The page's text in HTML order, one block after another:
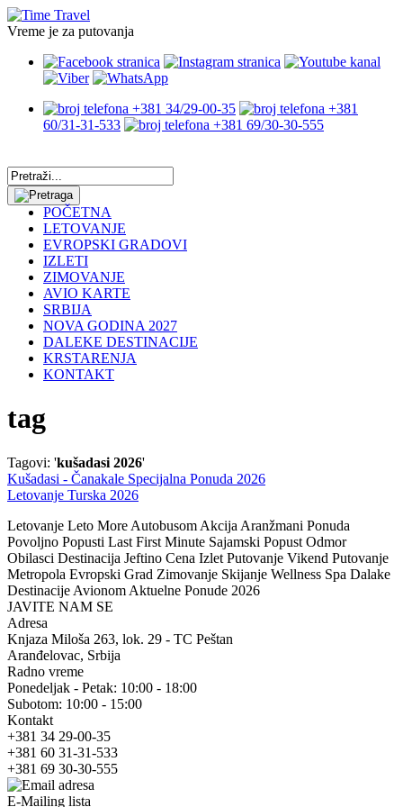
Vreme je za putovanja
+381 34/29-00-35
+381
60/31-31-533
+381 69/30-30-555
POČETNA
LETOVANJE
EVROPSKI GRADOVI
IZLETI
ZIMOVANJE
AVIO KARTE
SRBIJA
NOVA GODINA 2027
DALEKE DESTINACIJE
KRSTARENJA
KONTAKT
tag
Tagovi: 'kušadasi 2026'
Kušadasi - Čanakale Specijalna Ponuda 2026
Letovanje Turska 2026
Letovanje Leto More Autobusom Akcija Aranžmani Ponuda
Povoljno Popusti Last First Minute Sajamski Popust Odmor
Obilasci Destinacija Jeftino Cena Izlet Putovanje Vikend Putovanje
Metropola Evropski Grad Zimovanje Skijanje Wellness Spa Dalake
Destinacije Avionom Aktuelne Ponude 2026
JAVITE NAM SE
Adresa
Knjaza Miloša 263, lok. 29 - TC Peštan
Aranđelovac, Srbija
Radno vreme
Ponedeljak - Petak: 10:00 - 18:00
Subotom: 10:00 - 15:00
Kontakt
+381 34 29-00-35
+381 60 31-31-533
+381 69 30-30-555
E-Mailing lista